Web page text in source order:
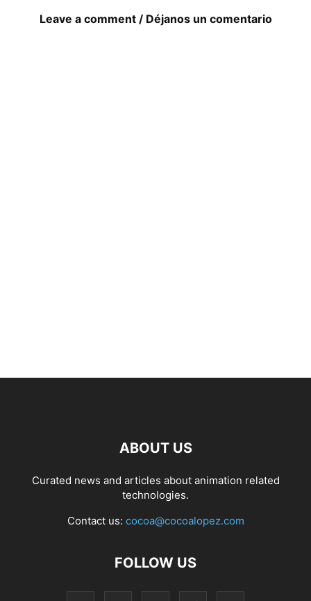
Leave a comment / Déjanos un comentario
ABOUT US
Curated news and articles about animation related
technologies.
Contact us: cocoa@cocoalopez.com
FOLLOW US